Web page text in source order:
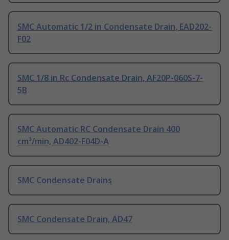
SMC Automatic 1/2 in Condensate Drain, EAD202-
F02
SMC 1/8 in Rc Condensate Drain, AF20P-060S-7-
5B
SMC Automatic RC Condensate Drain 400
cm³/min, AD402-F04D-A
SMC Condensate Drains
SMC Condensate Drain, AD47